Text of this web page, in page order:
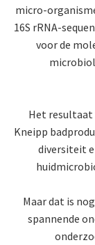
micro-
16S rRNA-
voor de
Het resultaat
Kneipp
diversiteit
Maar dat is
spannende